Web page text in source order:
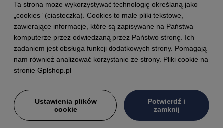
ochronna, Wykaszarki, Podkaszarki, Nożyce do żywopłotów,
Kultywatory, Dmuchawy, Odśnieżarki, Myjka Ciśnieniowa,
Odkurzacz, Przecinarki, Siekiery, Narzędzia do prac leśnych,
Smary, Pojemniki, Zabawki dla dzieci ETC.
Ta strona może wykorzystywać technologię określaną jako
„cookies” (ciasteczka). Cookies to małe pliki tekstowe,
zawierające informacje, które są zapisywane na Państwa
komputerze przez odwiedzaną przez Państwo stronę. Ich
zadaniem jest obsługa funkcji dodatkowych strony. Pomagają
nam również analizować korzystanie ze strony. Pliki cookie na
stronie Gplshop.pl
Ustawienia plików
cookie
Potwierdź i
zamknij